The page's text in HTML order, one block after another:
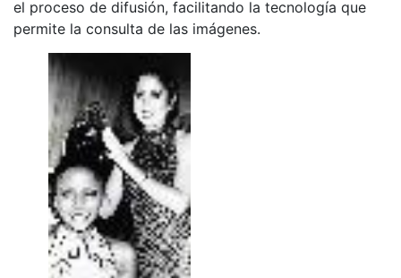
el proceso de difusión, facilitando la tecnología que
permite la consulta de las imágenes.